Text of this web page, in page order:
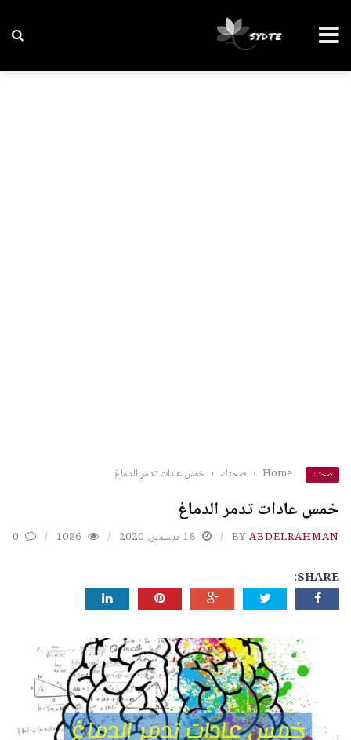
صحتك Home
› صحتك › خمس عادات تدمر الدماغ
خمس عادات تدمر الدماغ
BYABDELRAHMAN 18 ديسمبر، 2020 1086
0
SHARE: